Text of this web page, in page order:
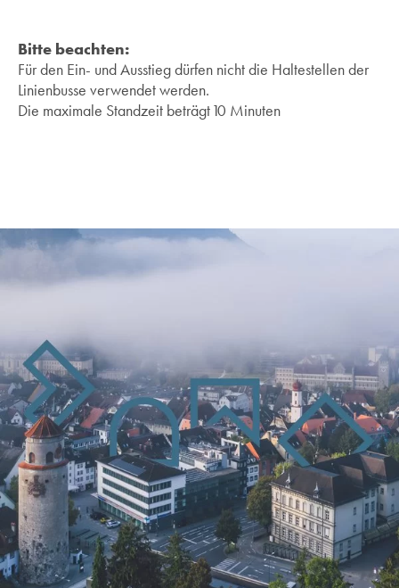
Bitte beachten:
Für den Ein- und Ausstieg dürfen nicht die Haltestellen der
Linienbusse verwendet werden.
Die maximale Standzeit beträgt 10 Minuten